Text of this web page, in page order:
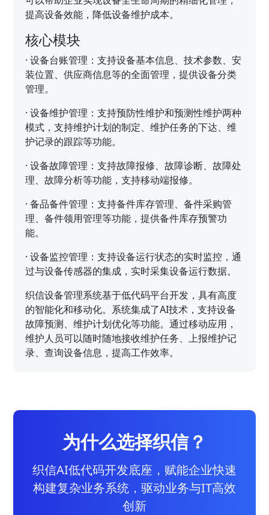
提高设备效能，降低设备维护成本。
核心模块
·设备台账管理：支持设备基本信息、技术参数、安
装位置、供应商信息等的全面管理，提供设备分类
管理。
·设备维护管理：支持预防性维护和预测性维护两种
模式，支持维护计划的制定、维护任务的下达、维
护记录的跟踪等功能。
·设备故障管理：支持故障报修、故障诊断、故障处
理、故障分析等功能，支持移动端报修。
·备品备件管理：支持备件库存管理、备件采购管
理、备件领用管理等功能，提供备件库存预警功
能。
·设备监控管理：支持设备运行状态的实时监控，通
过与设备传感器的集成，实时采集设备运行数据。
织信设备管理系统基于低代码平台开发，具有高度
的智能化和移动化。系统集成了AI技术，支持设备
故障预测、维护计划优化等功能。通过移动应用，
维护人员可以随时随地接收维护任务、上报维护记
录、查询设备信息，提高工作效率。
为什么选择织信？
织信AI低代码开发底座，赋能企业快速
构建复杂业务系统，驱动业务与IT高效
创新